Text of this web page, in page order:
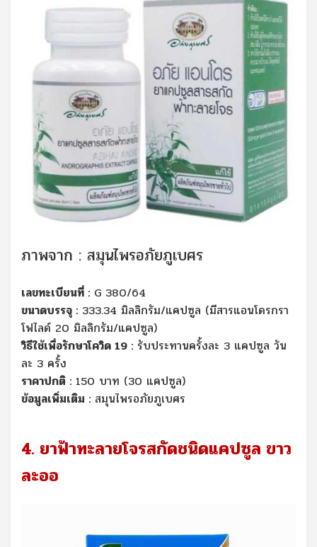
ภาพจาก : สมุนไพรอภัยภูเบศร
เลขทะเบียนที่ : G 380/64
ขนาดบรรจุ : 333.34 มิลลิกรัม/แคปซูล (มีสารแอนโดรกรา
โฟไลด์ 20 มิลลิกรัม/แคปซูล)
วิธีใช้เพื่อรักษาโควิด 19 : รับประทานครั้งละ 3 แคปซูล วัน
ละ 3 ครั้ง
ราคาปกติ : 150 บาท (30 แคปซูล)
ข้อมูลเพิ่มเติม : สมุนไพรอภัยภูเบศร
4. ยาฟ้าทะลายโจรสกัดชนิดแคปซูล ขาว
ละออ